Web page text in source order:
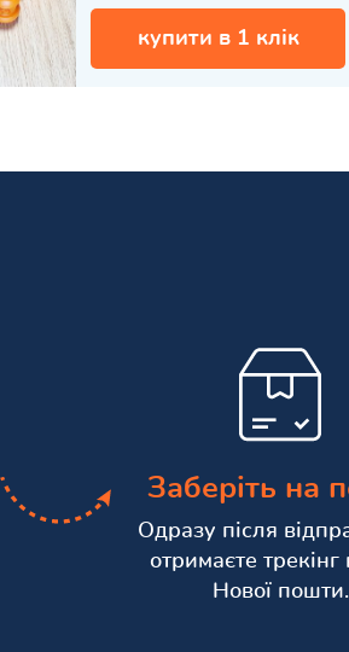
купити в 1 клік
Заберіть на
Одразу після
отримаєте
Нової пошти.